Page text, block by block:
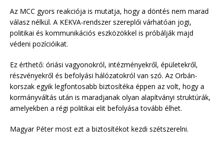
Az MCC gyors reakciója is mutatja, hogy a döntés nem marad
válasz nélkül. A KEKVA-rendszer szereplői várhatóan jogi,
politikai és kommunikációs eszközökkel is próbálják majd
védeni pozícióikat.
Ez érthető: óriási vagyonokról, intézményekről, épületekről,
részvényekről és befolyási hálózatokról van szó. Az Orbán-
korszak egyik legfontosabb biztosítéka éppen az volt, hogy a
kormányváltás után is maradjanak olyan alapítványi struktúrák,
amelyekben a régi politikai elit befolyása tovább élhet.
Magyar Péter most ezt a biztosítékot kezdi szétszerelni.